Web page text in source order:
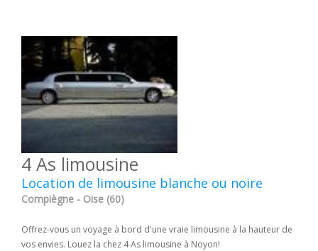
4 As limousine
Location de limousine blanche ou noire
Compiègne - Oise (60)
Offrez-vous un voyage à bord d'une vraie limousine à la hauteur de
vos envies. Louez la chez 4 As limousine à Noyon!